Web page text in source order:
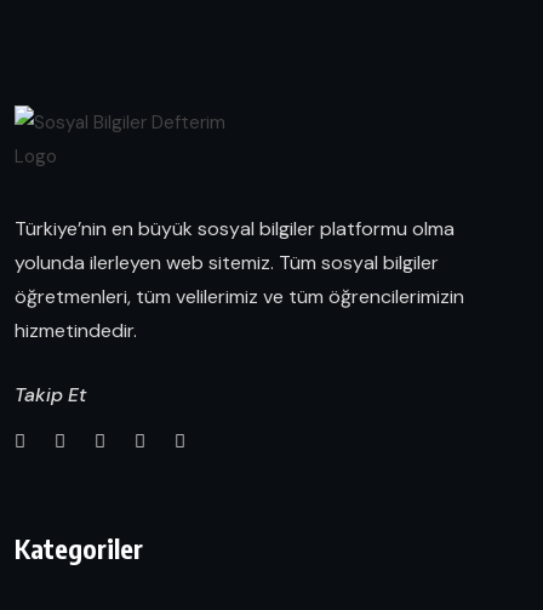
Türkiye’nin en büyük sosyal bilgiler platformu olma
yolunda ilerleyen web sitemiz. Tüm sosyal bilgiler
öğretmenleri, tüm velilerimiz ve tüm öğrencilerimizin
hizmetindedir.
Takip Et
Kategoriler